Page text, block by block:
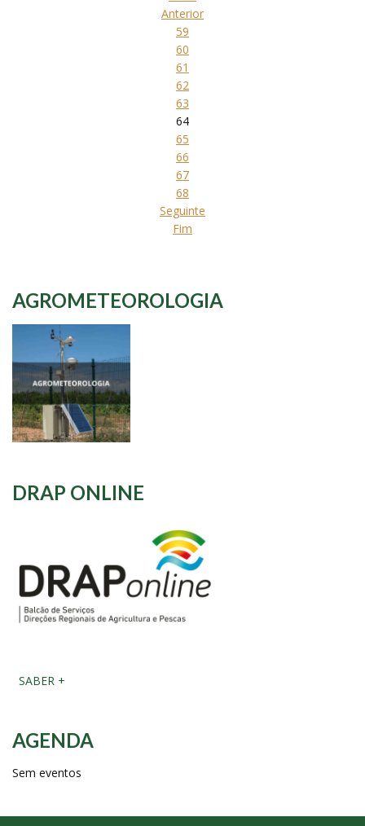
Anterior
59
60
61
62
63
64
65
66
67
68
Seguinte
Fim
AGROMETEOROLOGIA
DRAP ONLINE
SABER +
AGENDA
Sem eventos